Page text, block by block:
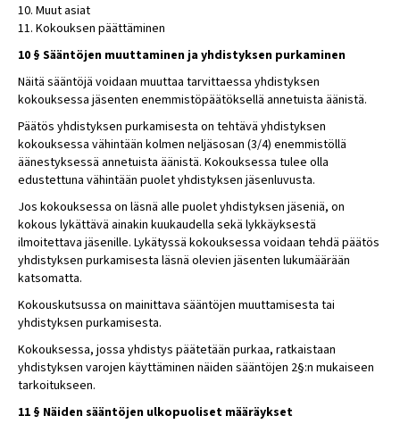
10. Muut asiat
11. Kokouksen päättäminen
10 § Sääntöjen muuttaminen ja yhdistyksen purkaminen
Näitä sääntöjä voidaan muuttaa tarvittaessa yhdistyksen
kokouksessa jäsenten enemmistöpäätöksellä annetuista äänistä.
Päätös yhdistyksen purkamisesta on tehtävä yhdistyksen
kokouksessa vähintään kolmen neljäsosan (3/4) enemmistöllä
äänestyksessä annetuista äänistä. Kokouksessa tulee olla
edustettuna vähintään puolet yhdistyksen jäsenluvusta.
Jos kokouksessa on läsnä alle puolet yhdistyksen jäseniä, on
kokous lykättävä ainakin kuukaudella sekä lykkäyksestä
ilmoitettava jäsenille. Lykätyssä kokouksessa voidaan tehdä päätös
yhdistyksen purkamisesta läsnä olevien jäsenten lukumäärään
katsomatta.
Kokouskutsussa on mainittava sääntöjen muuttamisesta tai
yhdistyksen purkamisesta.
Kokouksessa, jossa yhdistys päätetään purkaa, ratkaistaan
yhdistyksen varojen käyttäminen näiden sääntöjen 2§:n mukaiseen
tarkoitukseen.
11 § Näiden sääntöjen ulkopuoliset määräykset